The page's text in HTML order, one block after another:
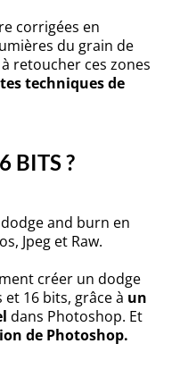
corrigées en
du grain de
retoucher ces zones
techniques de
BITS ?
and burn en
Jpeg et Raw.
créer un dodge
16 bits, grâce à un
dans Photoshop. Et
de Photoshop.